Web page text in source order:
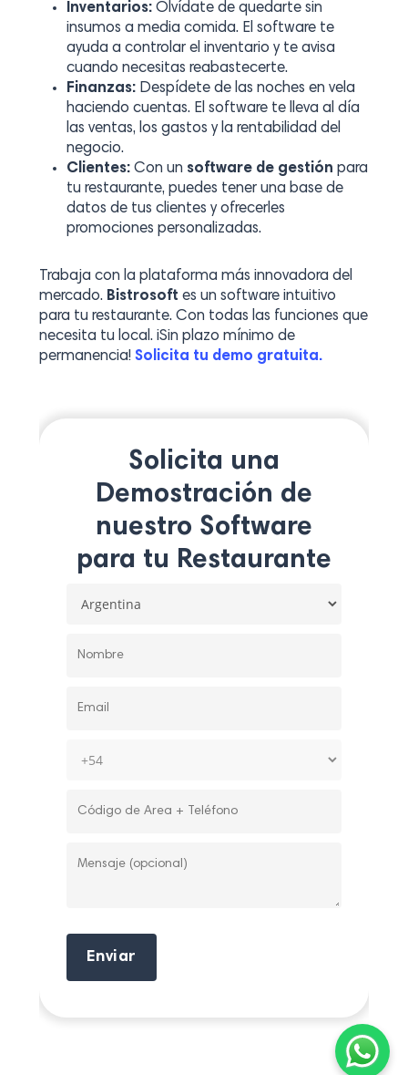
Inventarios:Olvídate de quedarte sin
insumos a media comida. El software te
ayuda a controlar el inventario y te avisa
cuando necesitas reabastecerte.
Finanzas:Despídete de las noches en vela
haciendo cuentas. El software te lleva al día
las ventas, los gastos y la rentabilidad del
negocio.
Clientes: Con un software de gestión para
tu restaurante, puedes tener una base de
datos de tus clientes y ofrecerles
promociones personalizadas.
Trabaja con la plataforma más innovadora del
mercado.Bistrosoft es un software intuitivo
para tu restaurante. Con todas las funciones que
necesita tu local. ¡Sin plazo mínimo de
permanencia! Solicita tu demo gratuita.
Solicita una
Demostración de
nuestro Software
para tu Restaurante
Enviar